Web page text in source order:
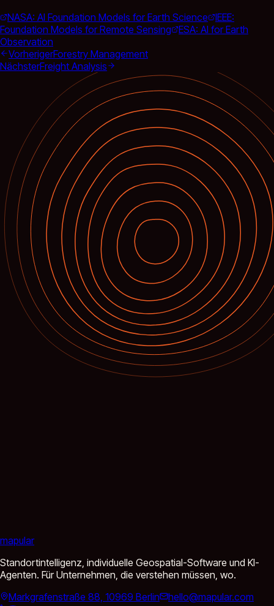
NASA: AI Foundation Models for Earth Science
IEEE:
Foundation Models for Remote Sensing
ESA: AI for Earth
Observation
VorherigerForestry Management
NächsterFreight Analysis
mapular
Standortintelligenz, individuelle Geospatial-Software und KI-
Agenten. Für Unternehmen, die verstehen müssen, wo.
Markgrafenstraße 88, 10969 Berlin
hello@mapular.com